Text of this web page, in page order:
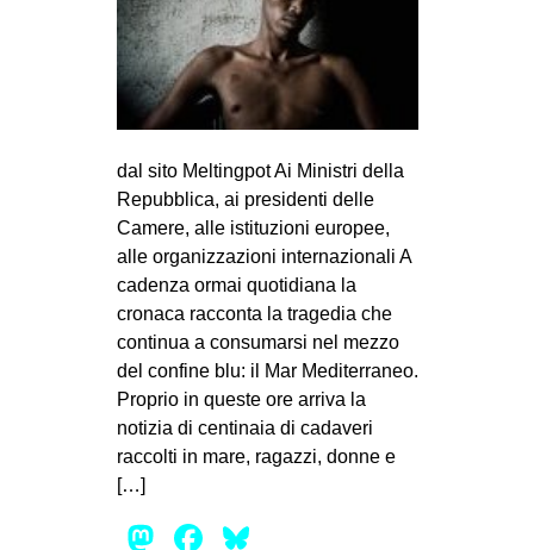
REPRESSIONE
STUDENTI
CULTURE
CINEMA
MANIFESTI
RECENSIONI
INTERNAZIONALE
AFRICA
EUROPA
dal sito Meltingpot Ai Ministri della
Repubblica, ai presidenti delle
Camere, alle istituzioni europee,
alle organizzazioni internazionali A
cadenza ormai quotidiana la
cronaca racconta la tragedia che
continua a consumarsi nel mezzo
del confine blu: il Mar Mediterraneo.
Proprio in queste ore arriva la
notizia di centinaia di cadaveri
raccolti in mare, ragazzi, donne e
[…]
Mastodon
Facebook